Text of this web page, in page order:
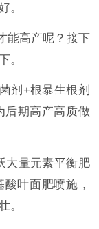
。
能高产呢？ 接下
。
剂 +根暴生根剂
后期高产高质做
大量元素平衡肥
酸叶面肥喷施，
。